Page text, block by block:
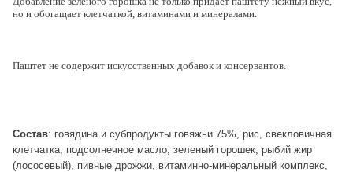
но и обогащает клетчаткой, витаминами и минералами.
Паштет не содержит искусственных добавок и консервантов.
Состав: говядина и субпродукты говяжьи 75%, рис, свекловичная
клетчатка, подсолнечное масло, зеленый горошек, рыбий жир
(лососевый), пивные дрожжи, витаминно-минеральный комплекс,